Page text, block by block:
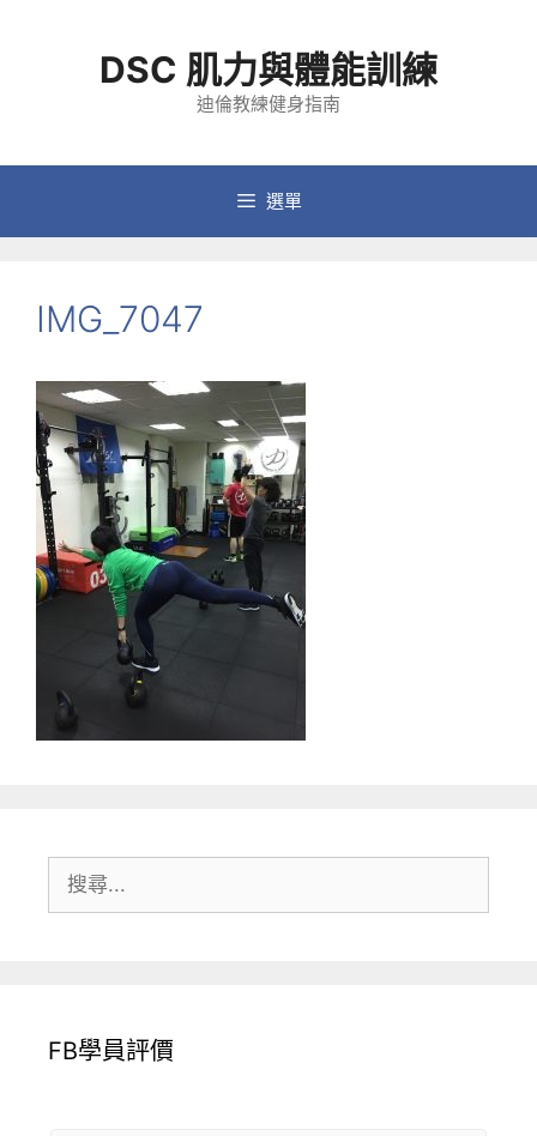
容
DSC 肌力與體能訓練
迪倫教練健身指南
選單
IMG_7047
尋:
FB學員評價